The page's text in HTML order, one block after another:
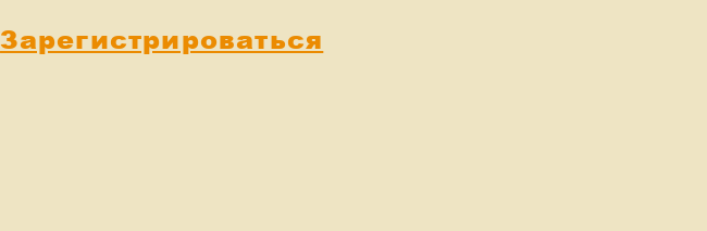
Зарегистрироваться